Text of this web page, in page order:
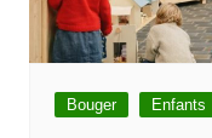
Bouger Enfants